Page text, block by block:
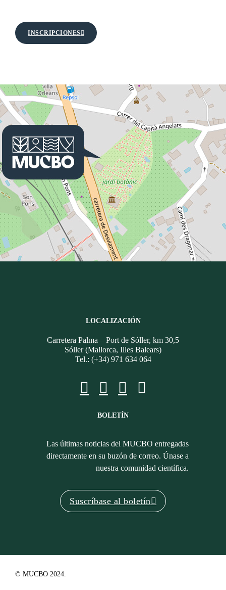
INSCRIPCIONES
LOCALIZACIÓN
Carretera Palma – Port de Sóller, km 30,5
Sóller (Mallorca, Illes Balears)
Tel.: (+34) 971 634 064
BOLETÍN
Las últimas noticias del MUCBO entregadas
directamente en su buzón de correo. Únase a
nuestra comunidad científica.
Suscríbase al boletín
© MUCBO 2024.